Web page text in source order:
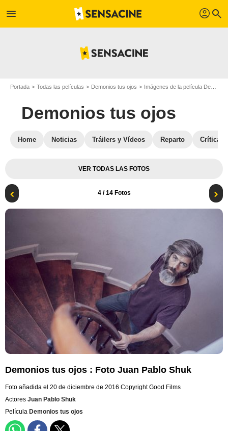
menu profil search
Portada Todas las películas Demonios tus ojos Imágenes de la película Demonios tus ojos
Demonios tus ojos
Home Noticias Tráilers y Vídeos Reparto Críticas
VER TODAS LAS FOTOS
4/ 14 Fotos
Demonios tus ojos : Foto Juan Pablo Shuk
Foto añadida el 20 de diciembre de 2016 Copyright Good Films
Actores Juan Pablo Shuk
Película Demonios tus ojos